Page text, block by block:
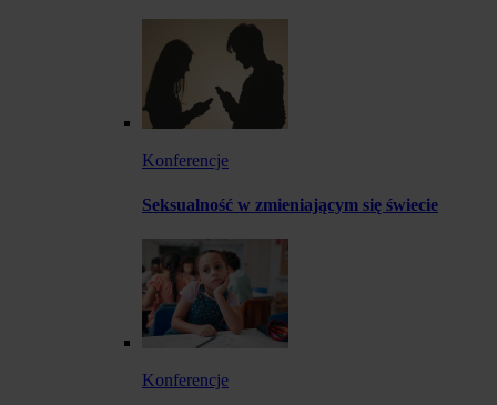
Konferencje
Seksualność w zmieniającym się świecie
Konferencje